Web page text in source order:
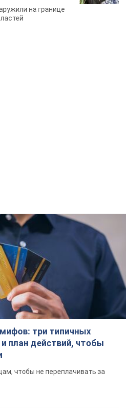
на границе
три типичных
план действий, чтобы
чтобы не переплачивать за